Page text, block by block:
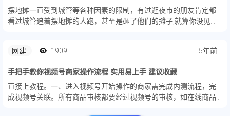
摆地摊一直受到城管等各种因素的限制，有过逛夜市的朋友肯定都
看过城管追着摆地摊的人跑，甚至是砸了他们的摊子;就算你没见
网建 1909 5年前
手把手教你视频号商家操作流程 实用易上手 建议收藏
直接上教程。一、进⼊视频号开始操作的商家需完成内测流程，完
成视频号关联。所有商品审核都要经过视频号的审核，如在线商品